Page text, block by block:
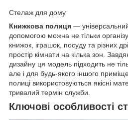
Стелаж для дому
Книжкова полиця —
допомогою можна не тільки
книжок, іграшок, посуду та різних
простір кімнати на кілька зон.
дизайну ця модель підходить не
але і для будь-якого іншого
полиці використовуються якісні
тривалий термін служби.
Ключові особливості